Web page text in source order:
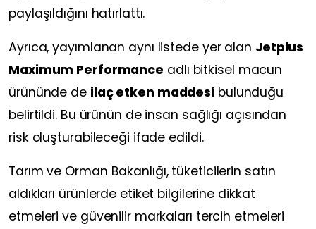
paylaşıldığını hatırlattı.
Ayrıca, yayımlanan aynı listede yer alan Jetplus
Maximum Performance adlı bitkisel macun
ürününde de ilaç etken maddesi bulunduğu
belirtildi. Bu ürünün de insan sağlığı açısından
risk oluşturabileceği ifade edildi.
Tarım ve Orman Bakanlığı, tüketicilerin satın
aldıkları ürünlerde etiket bilgilerine dikkat
etmeleri ve güvenilir markaları tercih etmeleri